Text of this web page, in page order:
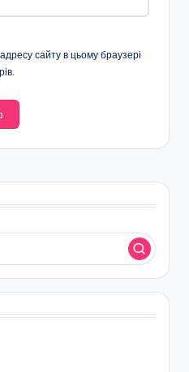
сайту в цьому браузері